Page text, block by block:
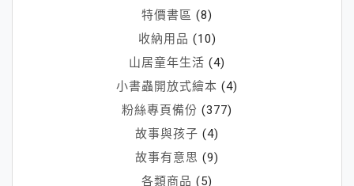
特價書區 (8)
收納用品 (10)
山居童年生活 (4)
小書蟲開放式繪本 (4)
粉絲專頁備份 (377)
故事與孩子 (4)
故事有意思 (9)
各類商品 (5)